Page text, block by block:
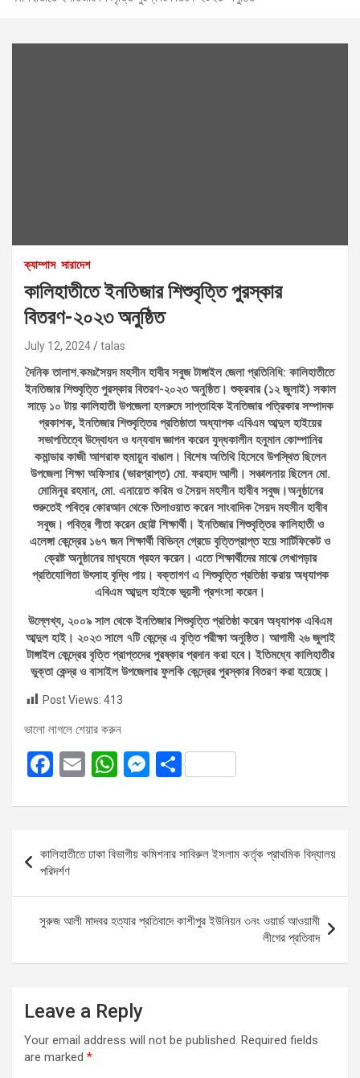
ক্যাম্পাস সারাদেশ
কালিহাতীতে ইনতিজার শিশুবৃত্তি পুরস্কার
বিতরণ-২০২৩ অনুষ্ঠিত
July 12, 2024 talas
দৈনিক তালাশ.কমঃসৈয়দ মহসীন হাবীব সবুজ টাঙ্গাইল জেলা প্রতিনিধি: কালিহাতীতে
ইনতিজার শিশুবৃত্তি পুরস্কার বিতরণ-২০২৩ অনুষ্ঠিত। শুক্রবার (১২ জুলাই) সকাল
সাড়ে ১০ টায় কালিহাতী উপজেলা হলরুমে সাপ্তাহিক ইনতিজার পত্রিকার সম্পাদক
প্রকাশক, ইনতিজার শিশুবৃত্তির প্রতিষ্ঠাতা অধ্যাপক এবিএম আব্দুল হাইয়ের
সভাপতিত্বে উদ্বোধন ও ধন্যবাদ জ্ঞাপন করেন যুদ্ধকালীন হনুমান কোম্পানির
কমান্ডার কাজী আশরাফ হুমায়ুন বাঙাল। বিশেষ অতিথি হিসেবে উপস্থিত ছিলেন
উপজেলা শিক্ষা অফিসার (ভারপ্রাপ্ত) মো. ফরহাদ আলী। সঞ্চালনায় ছিলেন মো.
মোমিনুর রহমান, মো. এনায়েত করিম ও সৈয়দ মহসীন হাবীব সবুজ।অনুষ্ঠানের
শুরুতেই পবিত্র কোরআন থেকে তিলাওয়াত করেন সাংবাদিক সৈয়দ মহসীন হাবীব
সবুজ। পবিত্র গীতা করেন ছোট্ট শিক্ষার্থী। ইনতিজার শিশুবৃত্তির কালিহাতী ও
এলেঙ্গা কেন্দ্রের ১৬৭ জন শিক্ষার্থী বিভিন্ন গ্রেডে বৃত্তিপ্রাপ্ত হয়ে সার্টিফিকেট ও
ক্রেষ্ট অনুষ্ঠানের মাধ‍্যমে গ্রহন করেন। এতে শিক্ষার্থীদের মাঝে লেখাপড়ার
প্রতিযোগিতা উৎসাহ বৃদ্ধি পায়। বক্তাগণ এ শিশুবৃত্তি প্রতিষ্ঠা করায় অধ‍্যাপক
এবিএম আব্দুল হাইকে ভূয়সী প্রশংসা করেন।
উল্লেখ্য, ২০০৯ সাল থেকে ইনতিজার শিশুবৃত্তি প্রতিষ্ঠা করেন অধ‍্যাপক এবিএম
আব্দুল হাই। ২০২৩ সালে ৭টি কেন্দ্রে এ বৃত্তি পরীক্ষা অনুষ্ঠিত। আগামী ২৬ জুলাই
টাঙ্গাইল কেন্দ্রের বৃত্তি প্রাপ্তদের পুরষ্কার প্রদান করা হবে। ইতিমধ্যে কালিহাতীর
ভুক্তা কেন্দ্র ও বাসাইল উপজেলার ফুলকি কেন্দ্রের পুরস্কার বিতরণ করা হয়েছে।
Post Views: 413
ভালো লাগলে শেয়ার করুন
F
ce
b
o
o
k
E
ail
W
at
s
A
p
p
M
se
n
g
er
S
ar
e
navigation
কালিহাতীতে ঢাকা বিভাগীয় কমিশনার সাবিরুল ইসলাম কর্তৃক প্রাথমিক বিদ্যালয়
পরিদর্শণ
সুরুজ আলী মাদবর হত্যার প্রতিবাদে কাশীপুর ইউনিয়ন ৩নং ওয়ার্ড আওয়ামী
লীগের প্রতিবাদ
Leave a Reply
Your email address will not be published. Required fields
are marked *